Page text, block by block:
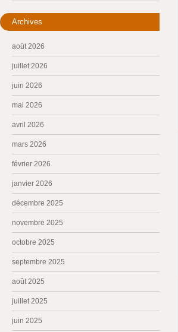
Archives
août 2026
juillet 2026
juin 2026
mai 2026
avril 2026
mars 2026
février 2026
janvier 2026
décembre 2025
novembre 2025
octobre 2025
septembre 2025
août 2025
juillet 2025
juin 2025